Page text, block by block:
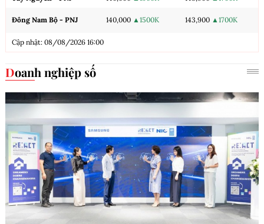
Đông Nam Bộ - PNJ 140,000 ▲1500K 143,900 ▲1700K
Cập nhật: 08/08/2026 16:00
Doanh nghiệp số